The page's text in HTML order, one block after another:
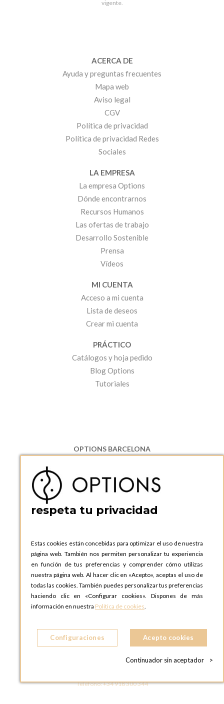
vigente.
ACERCA DE
Ayuda y preguntas frecuentes
Mapa web
Aviso legal
CGV
Política de privacidad
Política de privacidad Redes
Sociales
LA EMPRESA
La empresa Options
Dónde encontrarnos
Recursos Humanos
Las ofertas de trabajo
Desarrollo Sostenible
Prensa
Vídeos
MI CUENTA
Acceso a mi cuenta
Lista de deseos
Crear mi cuenta
PRÁCTICO
Catálogos y hoja pedido
Blog Options
Tutoriales
OPTIONS BARCELONA
08130 Santa Perpetua de Moguda, Barcelona
ESPAñA
Teléfono:
+34 935 724 041
OPTIONS BARCELONA SHOWROOM
ESPAñA
Teléfono:+34 935 724 041
OPTIONS MADRID
C. Lucio Emilio Cándido, 6,
28803 Alcalá de Henares, Madrid
ESPAñA
OPTIONS MADRID SHOWROOM
28004 MADRID
Teléfono:+34 918 300 344
respeta tu privacidad
Estas cookies están concebidas para optimizar el uso de nuestra
página web. También nos permiten personalizar tu experiencia
en función de tus preferencias y comprender cómo utilizas
nuestra página web. Al hacer clic en «Acepto», aceptas el uso de
todas las cookies. También puedes personalizar tus preferencias
haciendo clic en «Configurar cookies». Dispones de más
información en nuestra Política de cookies.
Configuraciones Acepto cookies
Continuador sin aceptador >